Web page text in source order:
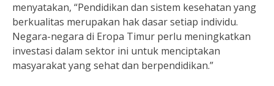
menyatakan, “Pendidikan dan sistem kesehatan yang
berkualitas merupakan hak dasar setiap individu.
Negara-negara di Eropa Timur perlu meningkatkan
investasi dalam sektor ini untuk menciptakan
masyarakat yang sehat dan berpendidikan.”